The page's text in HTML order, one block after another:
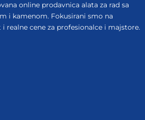
online prodavnica alata za rad sa
i kamenom. Fokusirani smo na
realne cene za profesionalce i majstore.